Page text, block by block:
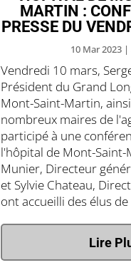
MARTIN :
PRESSE DU
10 Mar 2023|
Vendredi 10 mars,
Président du Grand
Mont-Saint-Martin,
nombreux maires de
participé à une
l'hôpital de Mont-
Munier, Directeur
et Sylvie Chateau,
ont accueilli des élus
Lire